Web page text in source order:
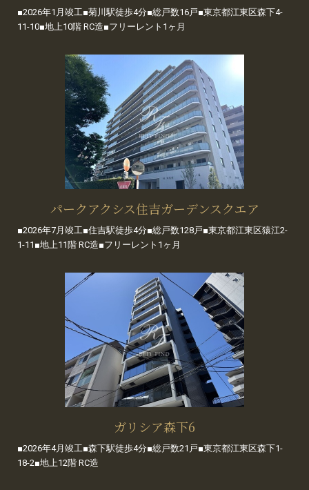
■2026年1月竣工■菊川駅徒歩4分■総戸数16戸■東京都江東区森下4-
11-10■地上10階 RC造■フリーレント1ヶ月
パークアクシス住吉ガーデンスクエア
■2026年7月竣工■住吉駅徒歩4分■総戸数128戸■東京都江東区猿江2-
1-11■地上11階 RC造■フリーレント1ヶ月
ガリシア森下6
■2026年4月竣工■森下駅徒歩4分■総戸数21戸■東京都江東区森下1-
18-2■地上12階 RC造